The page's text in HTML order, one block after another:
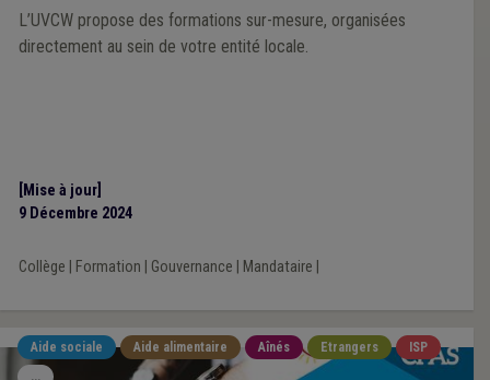
L’UVCW propose des formations sur-mesure, organisées
directement au sein de votre entité locale.
[Mise à jour]
9 Décembre 2024
Collège Formation Gouvernance Mandataire
Aide sociale Aide alimentaire Aînés Etrangers
ISP
...